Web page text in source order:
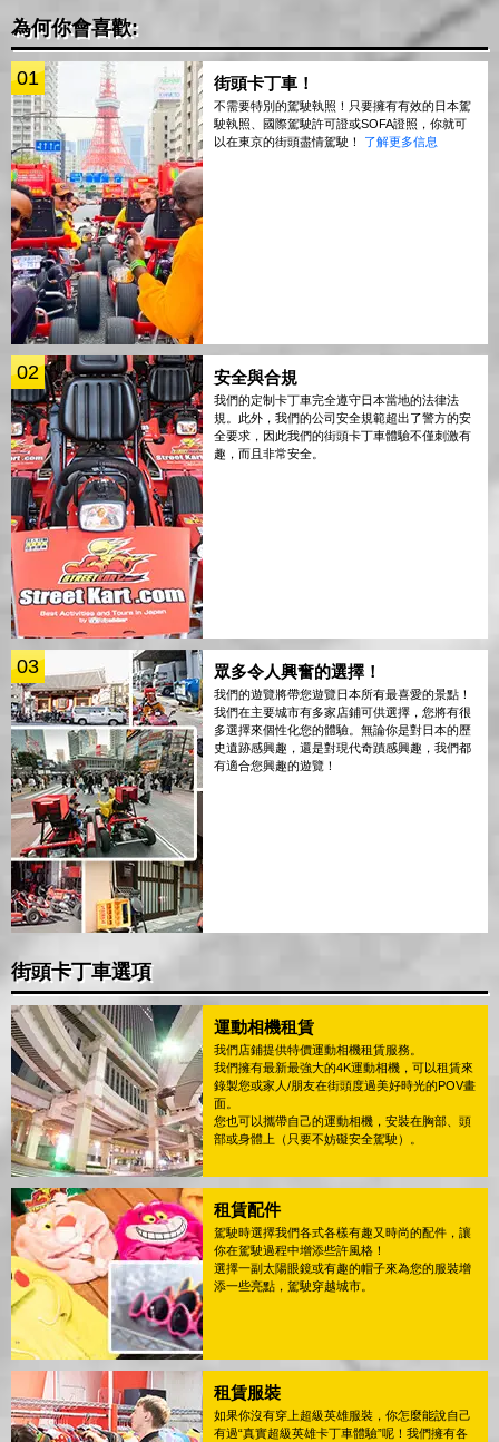
為何你會喜歡:
01 街頭卡丁車！
不需要特別的駕駛執照！只要擁有有效的日本駕
駛執照、國際駕駛許可證或SOFA證照，你就可
以在東京的街頭盡情駕駛！ 了解更多信息
02 安全與合規
我們的定制卡丁車完全遵守日本當地的法律法
規。此外，我們的公司安全規範超出了警方的安
全要求，因此我們的街頭卡丁車體驗不僅刺激有
趣，而且非常安全。
03 眾多令人興奮的選擇！
我們的遊覽將帶您遊覽日本所有最喜愛的景點！
我們在主要城市有多家店鋪可供選擇，您將有很
多選擇來個性化您的體驗。無論你是對日本的歷
史遺跡感興趣，還是對現代奇蹟感興趣，我們都
有適合您興趣的遊覽！
街頭卡丁車選項
運動相機租賃
我們店鋪提供特價運動相機租賃服務。
我們擁有最新最強大的4K運動相機，可以租賃來
錄製您或家人/朋友在街頭度過美好時光的POV畫
面。
您也可以攜帶自己的運動相機，安裝在胸部、頭
部或身體上（只要不妨礙安全駕駛）。
租賃配件
駕駛時選擇我們各式各樣有趣又時尚的配件，讓
你在駕駛過程中增添些許風格！
選擇一副太陽眼鏡或有趣的帽子來為您的服裝增
添一些亮點，駕駛穿越城市。
租賃服裝
如果你沒有穿上超級英雄服裝，你怎麼能說自己
有過“真實超級英雄卡丁車體驗”呢！我們擁有各